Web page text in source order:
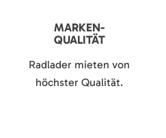
MARKEN-
QUALITÄT
Radlader mieten von
höchster Qualität.